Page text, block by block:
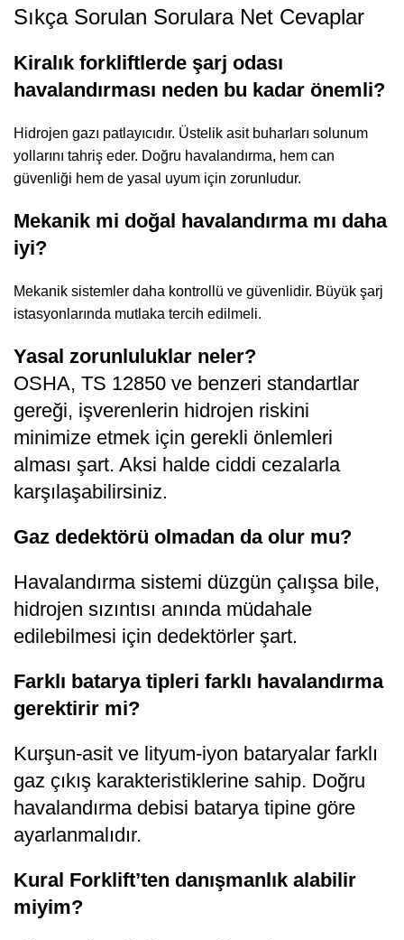
Sıkça Sorulan Sorulara Net Cevaplar
Kiralık forkliftlerde şarj odası
havalandırması neden bu kadar önemli?
Hidrojen gazı patlayıcıdır. Üstelik asit buharları solunum
yollarını tahriş eder. Doğru havalandırma, hem can
güvenliği hem de yasal uyum için zorunludur.
Mekanik mi doğal havalandırma mı daha
iyi?
Mekanik sistemler daha kontrollü ve güvenlidir. Büyük şarj
istasyonlarında mutlaka tercih edilmeli.
Yasal zorunluluklar neler?
OSHA, TS 12850 ve benzeri standartlar
gereği, işverenlerin hidrojen riskini
minimize etmek için gerekli önlemleri
alması şart. Aksi halde ciddi cezalarla
karşılaşabilirsiniz.
Gaz dedektörü olmadan da olur mu?
Havalandırma sistemi düzgün çalışsa bile,
hidrojen sızıntısı anında müdahale
edilebilmesi için dedektörler şart.
Farklı batarya tipleri farklı havalandırma
gerektirir mi?
Kurşun-asit ve lityum-iyon bataryalar farklı
gaz çıkış karakteristiklerine sahip. Doğru
havalandırma debisi batarya tipine göre
ayarlanmalıdır.
Kural Forklift’ten danışmanlık alabilir
miyim?